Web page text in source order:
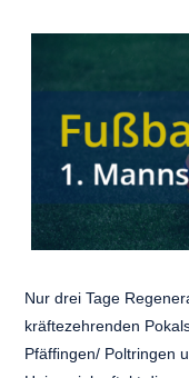
Nur drei Tage
kräftezehrenden
Pfäfﬁngen/ Poltringen